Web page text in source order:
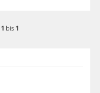
1 bis 1